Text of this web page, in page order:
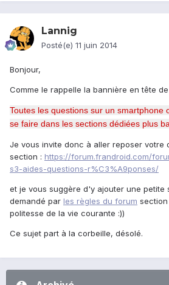
Lannig
Posté(e) 11 juin 2014
Bonjour,
Comme le rappelle la bannière en tête
Toutes les questions sur un smartphone
se faire dans les sections dédiées plus
Je vous invite donc à aller reposer votre
section : https://forum.frandroid.com/
s3-aides-questions-r%C3%A9ponses/
et je vous suggère d'y ajouter une petite
demandé par les règles du forum
politesse de la vie courante :))
Ce sujet part à la corbeille, désolé.